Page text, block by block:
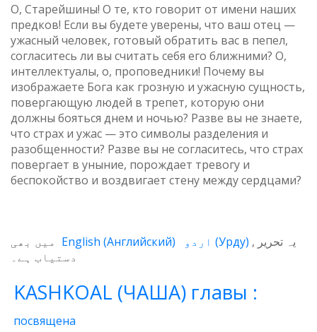
О, Старейшины! О те, кто говорит от имени наших
предков! Если вы будете уверены, что ваш отец —
ужасный человек, готовый обратить вас в пепел,
согласитесь ли вы считать себя его ближними? О,
интеллектуалы, о, проповедники! Почему вы
изображаете Бога как грозную и ужасную сущность,
повергающую людей в трепет, которую они
должны бояться днем и ночью? Разве вы не знаете,
что страх и ужас — это символы разделения и
разобщенности? Разве вы не согласитесь, что страх
повергает в уныние, порождает тревогу и
беспокойство и воздвигает стену между сердцами?
یہ تحریر (Урду)
English (Английский)
میں بھی
دستیاب ہے۔
KASHKOAL (ЧАША) главы :
посвящена